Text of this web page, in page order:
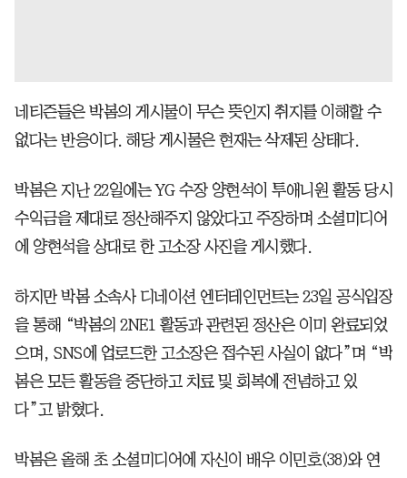
네티즌들은 박봄의 게시물이 무슨 뜻인지 취지를 이해할 수
없다는 반응이다. 해당 게시물은 현재는 삭제된 상태다.
박봄은 지난 22일에는 YG 수장 양현석이 투애니원 활동 당시
수익금을 제대로 정산해주지 않았다고 주장하며 소셜미디어
에 양현석을 상대로 한 고소장 사진을 게시했다.
하지만 박봄 소속사 디네이션 엔터테인먼트는 23일 공식입장
을 통해 “박봄의 2NE1 활동과 관련된 정산은 이미 완료되었
으며, SNS에 업로드한 고소장은 접수된 사실이 없다”며 “박
봄은 모든 활동을 중단하고 치료 및 회복에 전념하고 있
다”고 밝혔다.
박봄은 올해 초 소셜미디어에 자신이 배우 이민호(38)와 연